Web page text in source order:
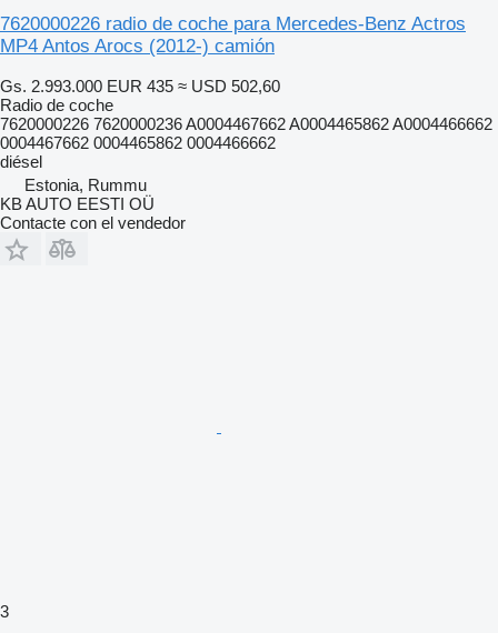
7620000226 radio de coche para Mercedes-Benz Actros
MP4 Antos Arocs (2012-) camión
Gs. 2.993.000 EUR 435 ≈ USD 502,60
Radio de coche
7620000226 7620000236 A0004467662 A0004465862 A0004466662
0004467662 0004465862 0004466662
diésel
Estonia, Rummu
KB AUTO EESTI OÜ
Contacte con el vendedor
3